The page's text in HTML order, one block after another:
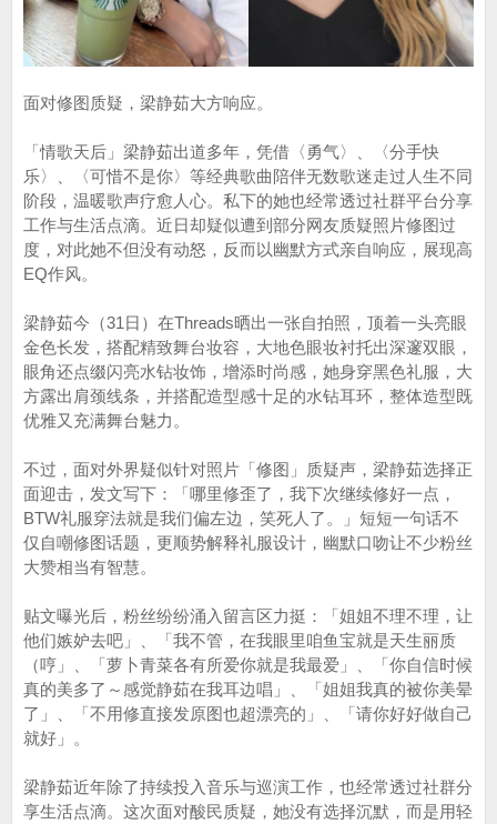
面对修图质疑，梁静茹大方响应。
「情歌天后」梁静茹出道多年，凭借〈勇气〉、〈分手快
乐〉、〈可惜不是你〉等经典歌曲陪伴无数歌迷走过人生不同
阶段，温暖歌声疗愈人心。私下的她也经常透过社群平台分享
工作与生活点滴。近日却疑似遭到部分网友质疑照片修图过
度，对此她不但没有动怒，反而以幽默方式亲自响应，展现高
EQ作风。
梁静茹今（31日）在Threads晒出一张自拍照，顶着一头亮眼
金色长发，搭配精致舞台妆容，大地色眼妆衬托出深邃双眼，
眼角还点缀闪亮水钻妆饰，增添时尚感，她身穿黑色礼服，大
方露出肩颈线条，并搭配造型感十足的水钻耳环，整体造型既
优雅又充满舞台魅力。
不过，面对外界疑似针对照片「修图」质疑声，梁静茹选择正
面迎击，发文写下：「哪里修歪了，我下次继续修好一点，
BTW礼服穿法就是我们偏左边，笑死人了。」短短一句话不
仅自嘲修图话题，更顺势解释礼服设计，幽默口吻让不少粉丝
大赞相当有智慧。
贴文曝光后，粉丝纷纷涌入留言区力挺：「姐姐不理不理，让
他们嫉妒去吧」、「我不管，在我眼里咱鱼宝就是天生丽质
（哼」、「萝卜青菜各有所爱你就是我最爱」、「你自信时候
真的美多了～感觉静茹在我耳边唱」、「姐姐我真的被你美晕
了」、「不用修直接发原图也超漂亮的」、「请你好好做自己
就好」。
梁静茹近年除了持续投入音乐与巡演工作，也经常透过社群分
享生活点滴。这次面对酸民质疑，她没有选择沉默，而是用轻